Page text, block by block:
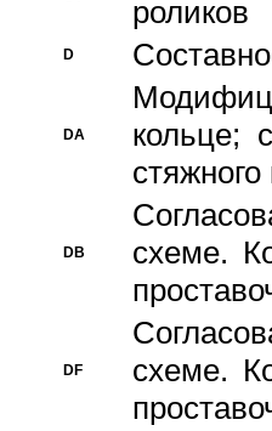
роликов
D
DA
кольце;
DB
схеме.
DF
схеме.